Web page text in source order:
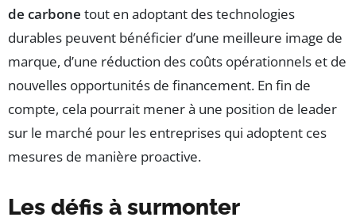
de carbone tout en adoptant des technologies
durables peuvent bénéficier d’une meilleure image de
marque, d’une réduction des coûts opérationnels et de
nouvelles opportunités de financement. En fin de
compte, cela pourrait mener à une position de leader
sur le marché pour les entreprises qui adoptent ces
mesures de manière proactive.
Les défis à surmonter